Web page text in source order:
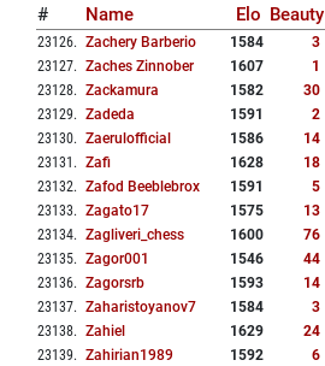
# Name Elo Beauty
23126. Zachery Barberio 1584 3
23127. Zaches Zinnober 1607 1
23128. Zackamura 1582 30
23129. Zadeda 1591 2
23130. Zaerulofficial 1586 14
23131 . Zafi 1628 18
23132. Zafod Beeblebrox 1591 5
23133. Zagato17 1575 13
23134. Zagliveri_chess 1600 76
23135. Zagor001 1546 44
23136. Zagorsrb 1593 14
23137. Zaharistoyanov7 1584 3
23138. Zahiel 1629 24
23139. Zahirian1989 1592 6